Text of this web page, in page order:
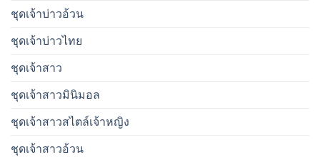
ชุดเจ้าบ่าวอ้วน
ชุดเจ้าบ่าวไทย
ชุดเจ้าสาว
ชุดเจ้าสาวมินิมอล
ชุดเจ้าสาวสไตล์เจ้าหญิง
ชุดเจ้าสาวอ้วน